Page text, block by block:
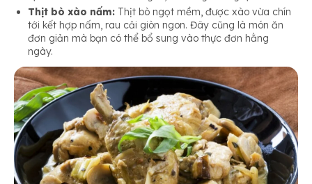
Thịt bò xào nấm: Thịt bò ngọt mềm, được xào vừa chín
tới kết hợp nấm, rau cải giòn ngon. Đây cũng là món ăn
đơn giản mà bạn có thể bổ sung vào thực đơn hằng
ngày.